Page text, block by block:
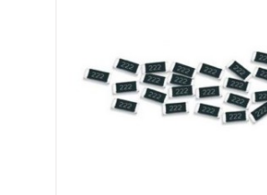
AJOUTER AU PANIER